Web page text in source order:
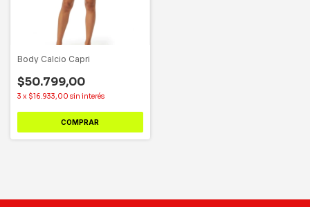
Body Calcio Capri
$50.799,00
3 x $16.933,00 sin interés
COMPRAR